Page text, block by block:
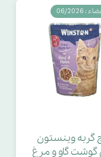
گربه وینستون
گاو و مرغ
: 06/2026